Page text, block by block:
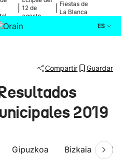
12 de
agosto
Fiestas de
La Blanca
ES
Compartir Guardar
2019
Gipuzkoa Bizkaia